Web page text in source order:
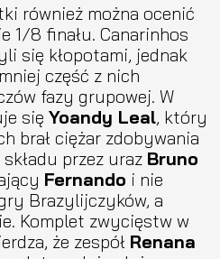
również można ocenić
1/8 finału. Canarinhos
się kłopotami, jednak
część z nich
fazy grupowej. W
się Yoandy Leal, który
brał ciężar zdobywania
przez uraz Bruno
Fernando i nie
Brazylijczyków, a
Komplet zwycięstw w
że zespół Renana